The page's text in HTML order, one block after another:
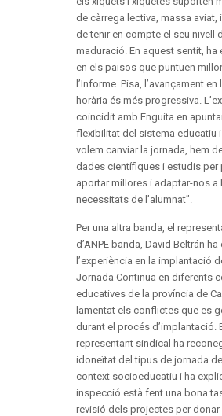
de càrrega lectiva, massa aviat, i
de tenir en compte el seu nivell
maduració. En aquest sentit, ha
en els països que puntuen
l’Informe Pisa, l’avançament
horària és més progressiva.
coincidit amb Enguita en
flexibilitat del sistema educatiu i
volem canviar la jornada, hem
dades científiques i estudis per
aportar millores i adaptar-nos a
necessitats de l’alumnat”.
Per una altra banda, el
d’ANPE banda, David Beltrán
l’experiència en la implantació
Jornada Continua en diferents
educatives de la província de
lamentat els conflictes que es
durant el procés d’implantació.
representant sindical ha
idoneïtat del tipus de jornada
context socioeducatiu i ha
inspecció està fent una bona
revisió dels projectes per donar